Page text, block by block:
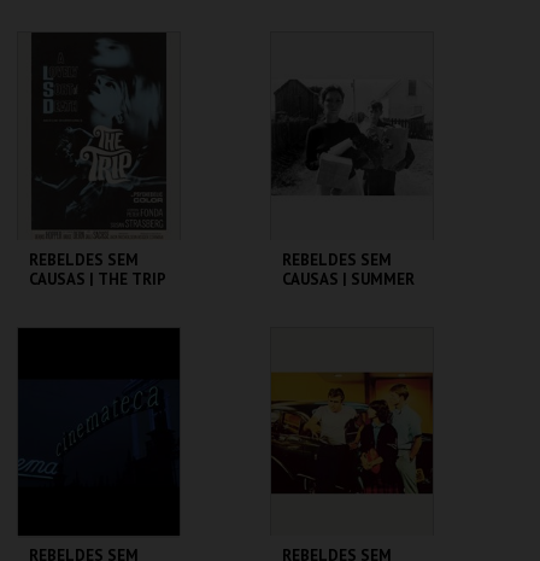
CINEMATECA
MAIS INFO
COMPRAR
MAIS INFO
COMPRAR
REBELDES SEM
CAUSAS | THE TRIP
MAIS INFO
REBELDES SEM
CAUSAS | SUMMER
MAIS INFO
COMPRAR
REBELDES SEM
REBELDES SEM